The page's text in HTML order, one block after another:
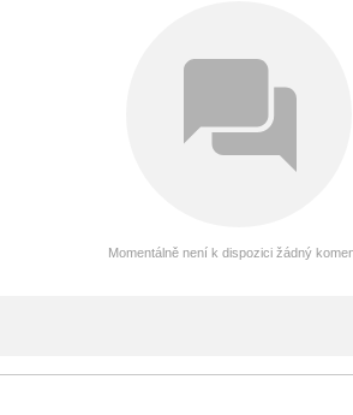
Momentálně není k dispozici žádný